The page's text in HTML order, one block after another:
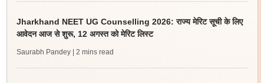
Jharkhand NEET UG Counselling 2026: राज्य मेरिट सूची के लिए
आवेदन आज से शुरू, 12 अगस्त को मेरिट लिस्ट
Saurabh Pandey | 2 mins read